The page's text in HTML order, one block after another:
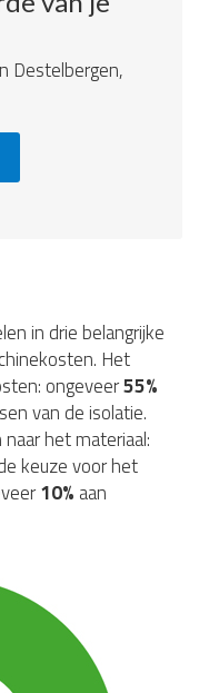
Destelbergen,
in drie belangrijke
Het
ongeveer55%
van de isolatie.
het materiaal:
keuze voor het
10% aan